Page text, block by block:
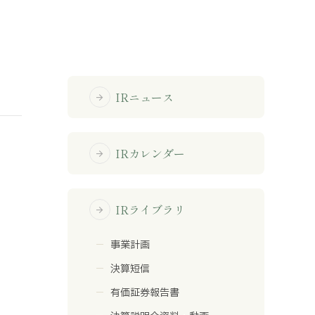
arrow_forward IRニュース
arrow_forward IRカレンダー
arrow_forward IRライブラリ
事業計画
決算短信
有価証券報告書